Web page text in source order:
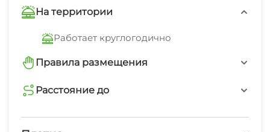
На территории
Работает круглогодично
Правила размещения
запрещено курить
запрещено шуметь после 22-00
Расстояние до
магазин